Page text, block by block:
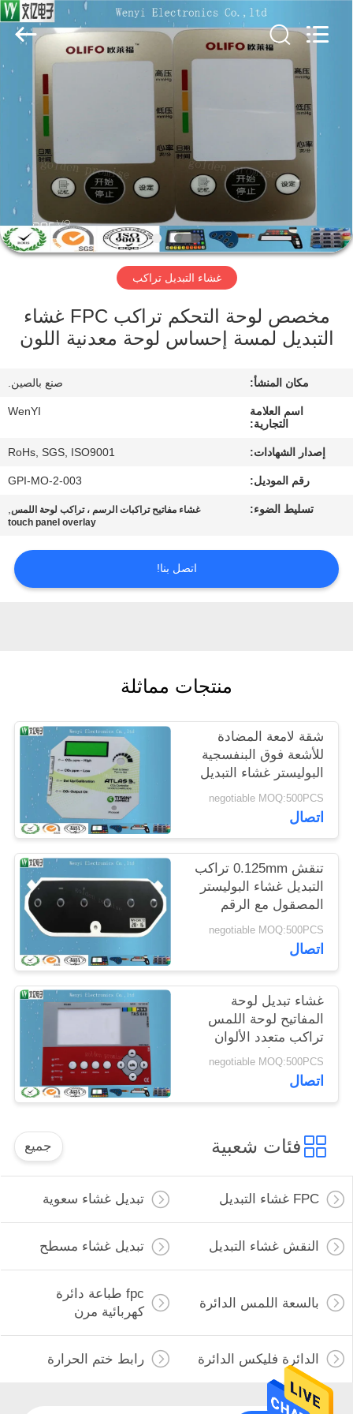
الصفحة
الرئيسية
منتجات
معلومات
عنا
في
المعمل
مراقبة
الجودة
اطلب
اقتباس
POLICY
Technology
غشاء التبديل تراكب
مخصص لوحة التحكم تراكب FPC غشاء
التبديل لمسة إحساس لوحة معدنية اللون
مكان المنشأ: صنع بالصين.
اسم العلامة
التجارية:
WenYI
إصدار الشهادات: RoHs, SGS, ISO9001
رقم الموديل: GPI-MO-2-003
تسليط الضوء: غشاء مفاتيح تراكبات الرسم ، تراكب لوحة اللمس,
touch panel overlay
اتصل بنا!
منتجات مماثلة
شقة لامعة المضادة
للأشعة فوق البنفسجية
البوليستر غشاء التبديل
شفافة LCD نافذة تراكب
اللون التدريجي
negotiable MOQ:500PCS
اتصال
تنقش 0.125mm تراكب
التبديل غشاء البوليستر
المصقول مع الرقم
التسلسلي والتاريخ
negotiable MOQ:500PCS
اتصال
غشاء تبديل لوحة
المفاتيح لوحة اللمس
تراكب متعدد الألوان
الرقمية للأشعة فوق
البنفسجية آلة الطباعة
negotiable MOQ:500PCS
اتصال
فئات شعبية جميع
FPC غشاء التبديل تبديل غشاء سعوية
النقش غشاء التبديل تبديل غشاء مسطح
بالسعة اللمس الدائرة
fpc طباعة دائرة
كهربائية مرن
الدائرة فليكس الدائرة رابط ختم الحرارة